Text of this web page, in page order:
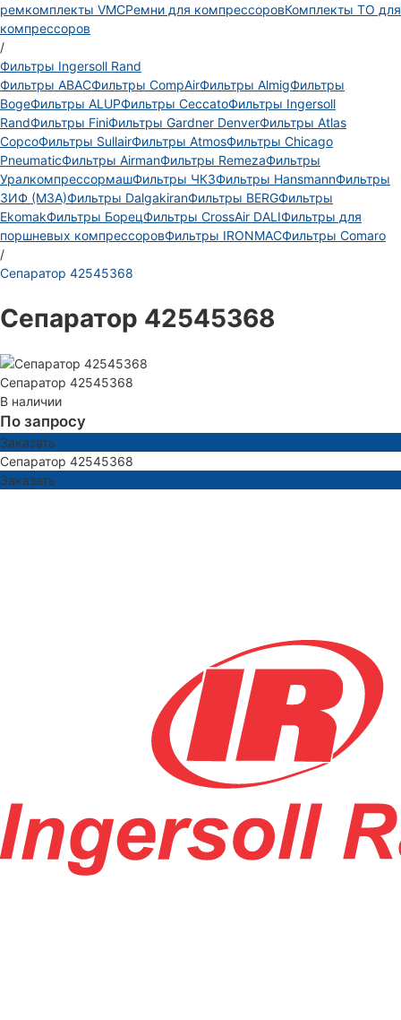
ремкомплекты VMCРемни для компрессоровКомплекты ТО для
компрессоров
/
Фильтры Ingersoll Rand
Фильтры ABACФильтры CompAirФильтры AlmigФильтры
BogeФильтры ALUPФильтры CeccatoФильтры Ingersoll
RandФильтры FiniФильтры Gardner DenverФильтры Atlas
CopcoФильтры SullairФильтры AtmosФильтры Chicago
PneumaticФильтры AirmanФильтры RemezaФильтры
УралкомпрессормашФильтры ЧКЗФильтры HansmannФильтры
ЗИФ (МЗА)Фильтры DalgakiranФильтры BERGФильтры
EkomakФильтры БорецФильтры CrossAir DALIФильтры для
поршневых компрессоровФильтры IRONMACФильтры Comaro
/
Сепаратор 42545368
Сепаратор 42545368
Сепаратор 42545368
В наличии
По запросу
Заказать
Сепаратор 42545368
Заказать